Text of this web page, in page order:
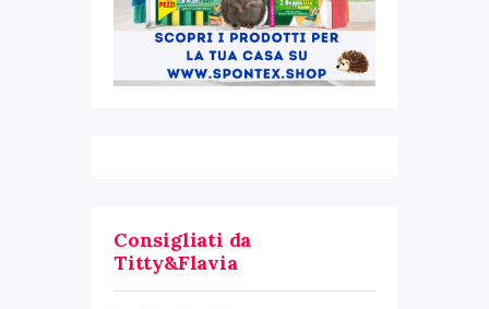
Consigliati da
Titty&Flavia